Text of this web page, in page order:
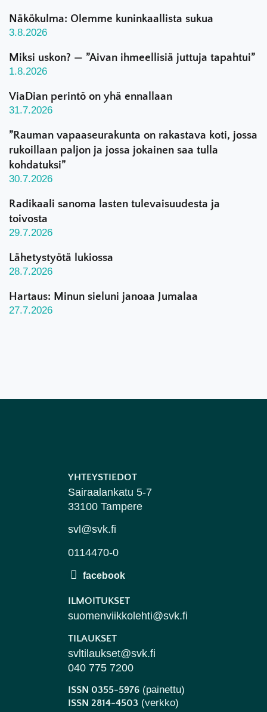
Näkökulma: Olemme kuninkaallista sukua
3.8.2026
Miksi uskon? — ”Aivan ihmeellisiä juttuja tapahtui”
1.8.2026
ViaDian perintö on yhä ennallaan
31.7.2026
”Rauman vapaaseurakunta on rakastava koti, jossa
rukoillaan paljon ja jossa jokainen saa tulla
kohdatuksi”
30.7.2026
Radikaali sanoma lasten tulevaisuudesta ja
toivosta
29.7.2026
Lähetystyötä lukiossa
28.7.2026
Hartaus: Minun sieluni janoaa Jumalaa
27.7.2026
YHTEYSTIEDOT
Sairaalankatu 5-7
33100 Tampere
svl@svk.fi
0114470-0
ILMOITUKSET
suomenviikkolehti@svk.fi
TILAUKSET
svltilaukset@svk.fi
040 775 7200
ISSN 0355-5976 (painettu)
ISSN 2814-4503 (verkko)